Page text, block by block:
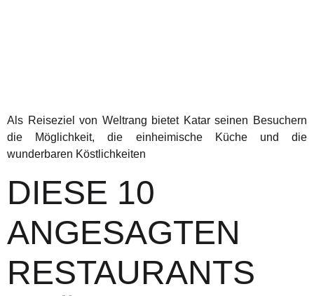
Als Reiseziel von Weltrang bietet Katar seinen Besuchern
die Möglichkeit, die einheimische Küche und die
wunderbaren Köstlichkeiten
DIESE 10
ANGESAGTEN
RESTAURANTS